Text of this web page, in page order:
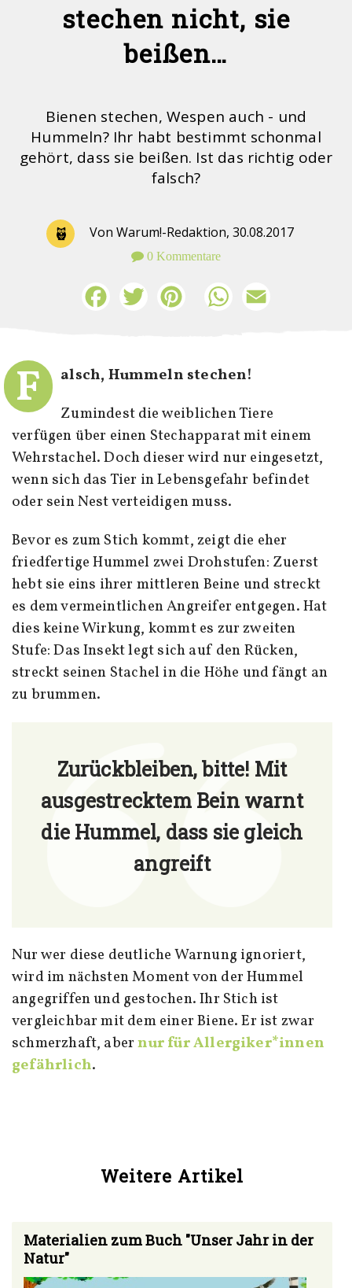
stechen nicht, sie
beißen…
Bienen stechen, Wespen auch - und
Hummeln? Ihr habt bestimmt schonmal
gehört, dass sie beißen. Ist das richtig oder
falsch?
Von Warum!-Redaktion, 30.08.2017
0 Kommentare
FacebookTwitter Pinterest WhatsApp
F
alsch, Hummeln stechen!
Zumindest die weiblichen Tiere
verfügen über einen Stechapparat mit einem
Wehrstachel. Doch dieser wird nur eingesetzt,
wenn sich das Tier in Lebensgefahr befindet
oder sein Nest verteidigen muss.
Bevor es zum Stich kommt, zeigt die eher
friedfertige Hummel zwei Drohstufen: Zuerst
hebt sie eins ihrer mittleren Beine und streckt
es dem vermeintlichen Angreifer entgegen. Hat
dies keine Wirkung, kommt es zur zweiten
Stufe: Das Insekt legt sich auf den Rücken,
streckt seinen Stachel in die Höhe und fängt an
zu brummen.
Zurückbleiben, bitte! Mit
ausgestrecktem Bein warnt
die Hummel, dass sie gleich
angreift
Nur wer diese deutliche Warnung ignoriert,
wird im nächsten Moment von der Hummel
angegriffen und gestochen. Ihr Stich ist
vergleichbar mit dem einer Biene. Er ist zwar
schmerzhaft, abernur für Allergiker*innen
gefährlich.
Weitere Artikel
Materialien zum Buch "Unser Jahr in der
Natur"